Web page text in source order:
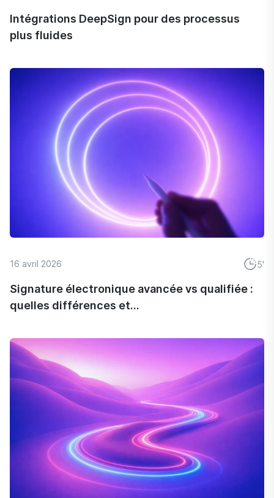
Intégrations DeepSign pour des processus
plus fluides
16 avril 2026 5'
Signature électronique avancée vs qualifiée :
quelles différences et...